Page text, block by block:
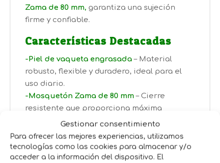
Gestionar consentimiento
Para ofrecer las mejores experiencias, utilizamos
tecnologías como las cookies para almacenar y/o
acceder a la información del dispositivo. El
Zama de 80 mm, garantiza una sujeción
firme y confiable.
Características Destacadas
-Piel de vaqueta engrasada– Material
robusto, flexible y duradero, ideal para el
uso diario.
-Mosquetón Zama de 80 mm – Cierre
resistente que proporciona máxima
seguridad durante el paseo.
-Longitud de 110 cm– Perfecto para ofrecer
libertad de movimiento sin perder el
control.